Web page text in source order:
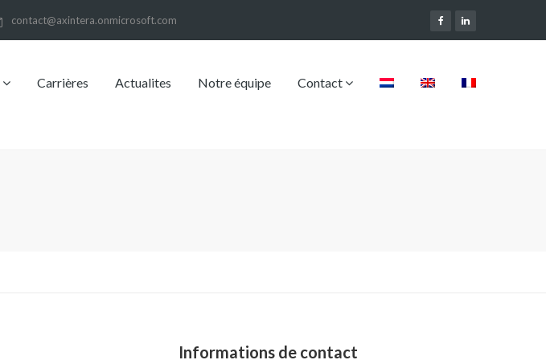
contact@axintera.onmicrosoft.com
Carrières Actualites Notre équipe Contact
Informations de contact